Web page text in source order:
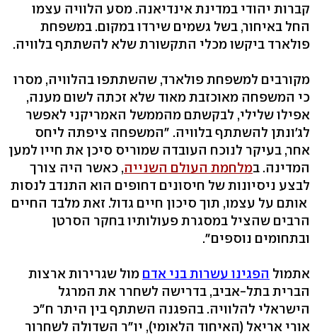
קברות יהודי במדינת אינדיאנה. מסע הלוויה עצמו
החל באיחור, בשל גשמים שירדו במקום. במשפחת
פולארד ביקשו מכלי התקשורת שלא להשתתף בלוויה.
מקורבים למשפחת פולארד, שהשתתפו בהלוויה, מסרו
כי המשפחה מאוכזבת מאוד שלא זכתה לשום מענה,
אפילו שלילי, לבקשתם מהממשל האמריקני לאפשר
לג'ונתן להשתתף בלוויה. "המשפחה ציפתה ליחס
אחר, בעיקר לנוכח העובדה שמוריס סיכן את חייו למען
המדינה. במלחמת העולם השנייה, כאשר היה צורך
לבצע ניסיונות של חיסונים דחופים הוא התנדב לנסות
אותם על עצמו, תוך סיכון חיים גדול. זאת מלבד החיים
הרבים שהציל במסגרת פעולותיו בחקר הסרטן
ובתחומים נוספים".
אתמול הפגינו עשרות בני אדם מול שגרירות ארצות
הברית בתל-אביב, בדרישה לשחרר את המרגל
הישראלי להלוויה. בהפגנה השתתף בין היתר ח"כ
אורי אריאל (האיחוד הלאומי), יו"ר השדולה לשחרור